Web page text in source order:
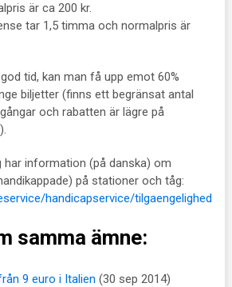
är ca 200 kr.
tar 1,5 timma och normalpris är
tid, kan man få upp emot 60%
biljetter (finns ett begränsat antal
och rabatten är lägre på
har information (på danska) om
på stationer och tåg:
handicapservice/tilgaengelighed
samma ämne:
9 euro i Italien (30 sep 2014)